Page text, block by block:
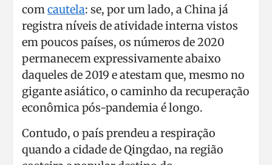
comcautela: se, por um lado, a China já
registra níveis de atividade interna vistos
em poucos países, os números de 2020
permanecem expressivamente abaixo
daqueles de 2019 e atestam que, mesmo no
gigante asiático, o caminho da recuperação
econômica pós-pandemia é longo.
Contudo, o país prendeu a respiração
quando a cidade de Qingdao, na região